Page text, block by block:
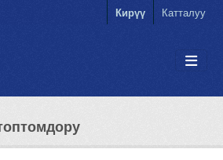
Кирүү Катталуу